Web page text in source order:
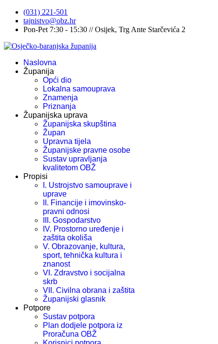
(031) 221-501
tajnistvo@obz.hr
Pon-Pet 7:30 - 15:30 // Osijek, Trg Ante Starčevića 2
Naslovna
Županija
Opći dio
Lokalna samouprava
Znamenja
Priznanja
Županijska uprava
Županijska skupština
Župan
Upravna tijela
Županijske pravne osobe
Sustav upravljanja
kvalitetom OBŽ
Propisi
I. Ustrojstvo samouprave i
uprave
II. Financije i imovinsko-
pravni odnosi
III. Gospodarstvo
IV. Prostorno uređenje i
zaštita okoliša
V. Obrazovanje, kultura,
sport, tehnička kultura i
znanost
VI. Zdravstvo i socijalna
skrb
VII. Civilna obrana i zaštita
Županijski glasnik
Potpore
Sustav potpora
Plan dodjele potpora iz
Proračuna OBŽ